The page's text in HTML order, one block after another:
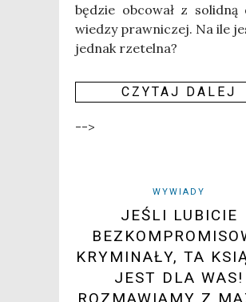
będzie obco­wał z solid­ną
wie­dzy praw­ni­czej. Na ile
jed­nak rze­tel­na?
CZY­TAJ DALEJ
-->
WYWIADY
JEŚLI LUBICIE
KRYMINAŁY, TA
JEST DLA WAS!